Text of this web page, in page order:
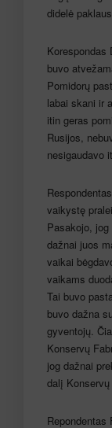
didelė
Korespondas
buvo
Pomidorų
labai skani ir
itin geras
Rusijos,
nesigaudavo
vaikystę
Pasakojo,
dažnai juos
vaikai
vaikams
Tai buvo
buvo dažna
gyventojų.
Konservų
jog dažnai
dalį
Repondentas